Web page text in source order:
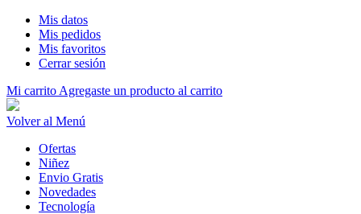
Mis datos
Mis pedidos
Mis favoritos
Cerrar sesión
Mi carrito Agregaste un producto al carrito
Volver al Menú
Ofertas
Niñez
Envio Gratis
Novedades
Tecnología